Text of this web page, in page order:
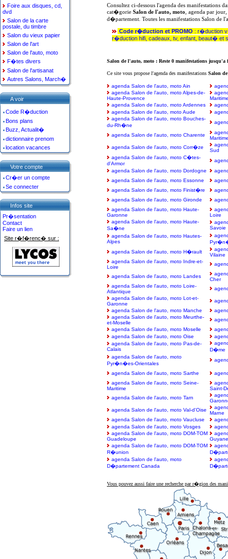
Consultez ci-dessous l'agenda des manifestations
cat�gorie Salon de l'auto, moto , agenda par
d�partement. Toutes les manifestations Salon de
Code r�duction et PROMO : r�duction
r�duction hifi, cadeaux, tv, enfant, beaut� et
Salon de l'auto, moto : Reste 0 manifestations jusqu'a
Ce site vous propose l'agenda des manifestations Salon
agenda Salon de l'auto, moto Ain
agenda Salon de l'auto, moto Alpes-de-
Haute-Provence
agenda Salon de l'auto, moto Ardennes
agenda Salon de l'auto, moto Aude
agenda Salon de l'auto, moto Bouches-
du-Rh�ne
agenda Salon de l'auto, moto Charente
agenda Salon de l'auto, moto Corr�ze
Sud
agenda Salon de l'auto, moto C�tes-
d'Armor
agenda Salon de l'auto, moto Dordogne
agenda Salon de l'auto, moto Essonne
agenda Salon de l'auto, moto Finist�re
agenda Salon de l'auto, moto Gironde
agenda Salon de l'auto, moto Haute-
Garonne
Loire
agenda Salon de l'auto, moto Haute-
Sa�ne
Savoie
agenda Salon de l'auto, moto Hautes-
Alpes
agenda Salon de l'auto, moto H�rault
Vilaine
agenda Salon de l'auto, moto Indre-et-
Loire
agenda Salon de l'auto, moto Landes
Cher
agenda Salon de l'auto, moto Loire-
Atlantique
agenda Salon de l'auto, moto Lot-et-
Garonne
agenda Salon de l'auto, moto Manche
agenda Salon de l'auto, moto Meurthe-
et-Moselle
agenda Salon de l'auto, moto Moselle
agenda Salon de l'auto, moto Oise
agenda Salon de l'auto, moto Pas-de-
Calais
D�me
agenda Salon de l'auto, moto
Pyr�n�es-Orientales
agenda Salon de l'auto, moto Sarthe
agenda Salon de l'auto, moto Seine-
Maritime
Saint-
agenda Salon de l'auto, moto Tarn
agenda Salon de l'auto, moto Val-d'Oise
Marne
agenda Salon de l'auto, moto Vaucluse
agenda Salon de l'auto, moto Vosges
agenda Salon de l'auto, moto DOM-TOM
Guadeloupe
Guyane
agenda Salon de l'auto, moto DOM-TOM
R�union
agenda Salon de l'auto, moto
D�partement Canada
Vous pouvez aussi faire une recherche par r�gion des
Foire aux disques, cd,
dvd
Salon de la carte
postale, du timbre
Salon du vieux papier
Salon de l'art
Salon de l'auto, moto
F�tes divers
Salon de l'artisanat
Autres Salons, March�
A voir
Code R�duction
Bons plans
Buzz, Actualit�
dictionnaire prenom
location vacances
Votre compte
Cr�er un compte
Se connecter
Infos site
Pr�sentation
Contact
Faire un lien
Site r�f�renc� sur :